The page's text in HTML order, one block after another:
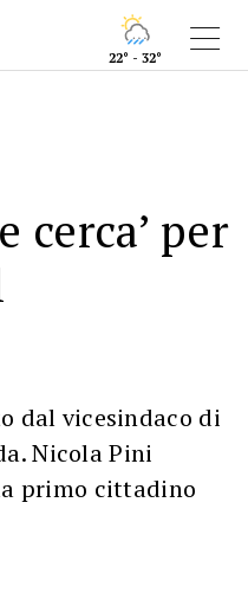
22° - 32°
cerca’ per
dal vicesindaco di
Nicola Pini
primo cittadino